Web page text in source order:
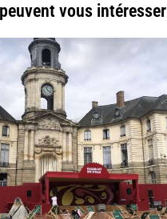
vous intéresser